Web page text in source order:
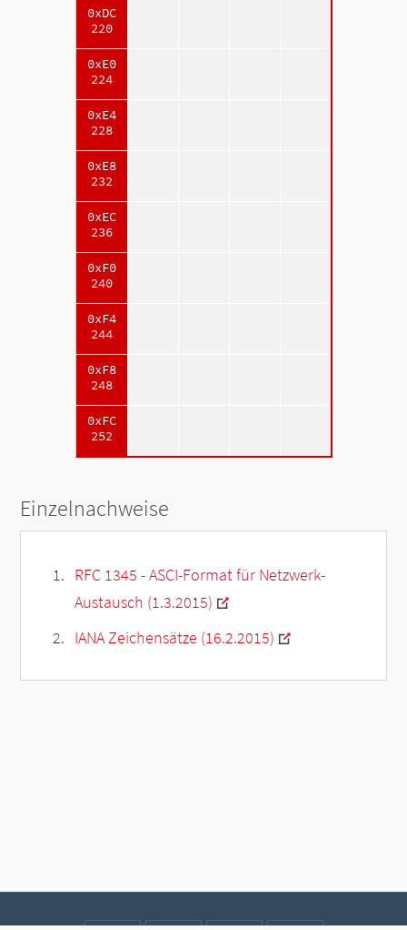
0xDC
220
0xE0
224
0xE4
228
0xE8
232
0xEC
236
0xF0
240
0xF4
244
0xF8
248
0xFC
252
Einzelnachweise
RFC 1345 - ASCI-Format für Netzwerk-
Austausch (1.3.2015)
IANA Zeichensätze (16.2.2015)